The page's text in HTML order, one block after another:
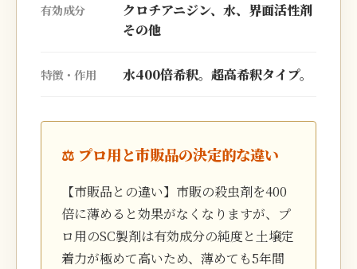
有効成分
クロチアニジン、水、界面活性剤
その他
特徴・作用 水400倍希釈。超高希釈タイプ。
⚖️ プロ用と市販品の決定的な違い
【市販品との違い】市販の殺虫剤を400
倍に薄めると効果がなくなりますが、プ
ロ用のSC製剤は有効成分の純度と土壌定
着力が極めて高いため、薄めても5年間